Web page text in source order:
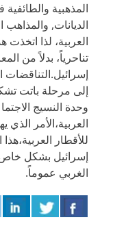
المذهبية
الديانات,
العربية، لذا اتخذت
تناحرياً، بدلاً من
إسرائيل.التناقضات
إلى مرحلة باتت
وحدة النسيج
العربية،الأمر
للأقطار
إسرائيل بشكل
الغربي عموماً.